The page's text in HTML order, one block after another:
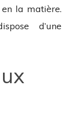
la matière.
d’une